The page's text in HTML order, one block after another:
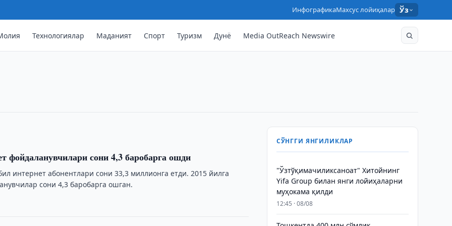
ИнфографикаМахсус лойиҳалар Ўз
Технологиялар Маданият Спорт Туризм Дунё Media OutReach Newswire
йўналишларини белгилаб
фойдаланувчилари сони 4,3 баробарга ошди
интернет абонентлари сони 33,3 миллионга етди. 2015 йилга
сони 4,3 баробарга ошган.
СЎНГГИ ЯНГИЛИКЛАР
"Ўзтўқимачиликсаноат" Хитойнинг
Yifa Group билан янги лойиҳаларни
муҳокама қилди
12:45 · 08/08